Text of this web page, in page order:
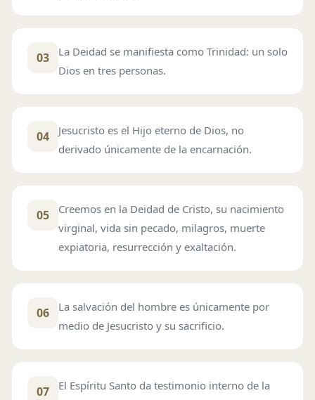
03
La Deidad se manifiesta como Trinidad: un solo
Dios en tres personas.
04
Jesucristo es el Hijo eterno de Dios, no
derivado únicamente de la encarnación.
05
Creemos en la Deidad de Cristo, su nacimiento
virginal, vida sin pecado, milagros, muerte
expiatoria, resurrección y exaltación.
06
La salvación del hombre es únicamente por
medio de Jesucristo y su sacrificio.
07
El Espíritu Santo da testimonio interno de la